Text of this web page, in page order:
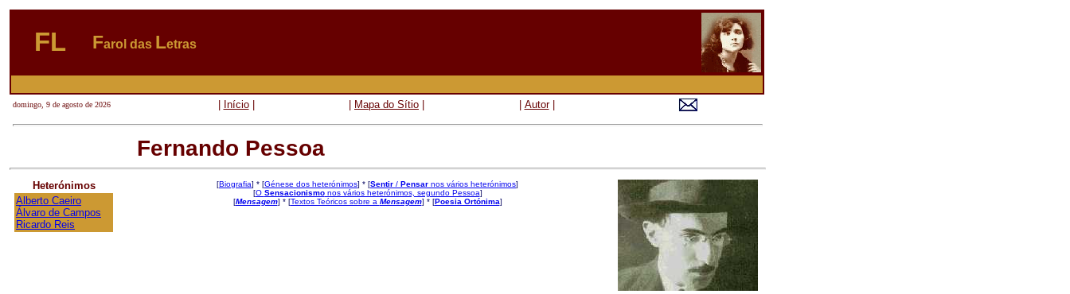
FL Farol das Letras
domingo, 9 de agosto de 2026 Início| Mapa do Sítio Autor|
Fernando Pessoa
Heterónimos
Alberto Caeiro
Álvaro de Campos
Ricardo Reis
[Biografia] * [Génese dos heterónimos] * [Sentir / Pensar nos vários heterónimos]
[O Sensacionismonos vários heterónimos, segundo Pessoa]
[Mensagem] * [Textos Teóricos sobre a Mensagem] * [Poesia Ortónima]